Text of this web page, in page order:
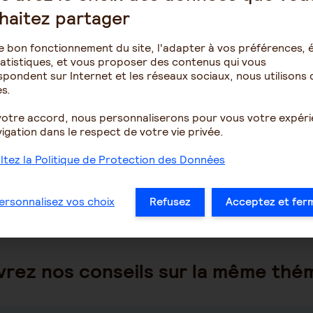
nombre de points Agirc-Arrco X valeur du point Agirc-
Le prix d’achat d’un point est fixé chaque année.
Vous pouvez également
nos conseils sur la même
partager
bon fonctionnement du site, l'adapter à vos préférences,
et vous proposer des contenus qui vous
sur Internet et les réseaux sociaux, nous utilisons
accord, nous personnaliserons pour vous votre
dans le respect de votre vie privée.
la Politique de Protection des Données
vos choix Refusez Acceptez et